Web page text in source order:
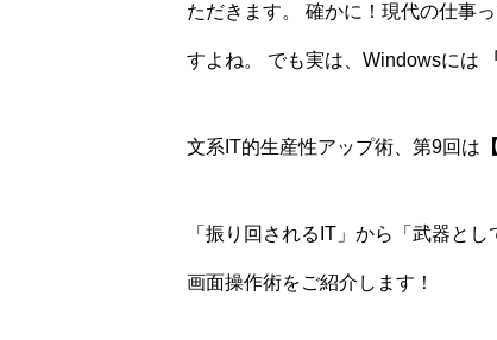
ただきます。 確かに！現代の仕事
すよね。 でも実は、Windowsには
文系IT的生産性アップ術、第9回は
「振り回されるIT」から「武器と
画面操作術をご紹介します！